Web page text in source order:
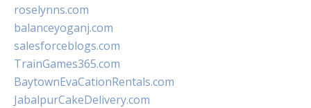
roselynns.com
balanceyoganj.com
salesforceblogs.com
TrainGames365.com
BaytownEvaCationRentals.com
JabalpurCakeDelivery.com